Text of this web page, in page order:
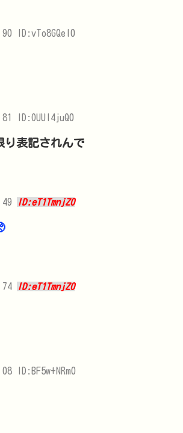
ID:vTo8GQel0
ID:OUUl4juQ0
り表記されんで
ID:eT1TmnjZ0
ID:eT1TmnjZ0
ID:BF5w+NRm0